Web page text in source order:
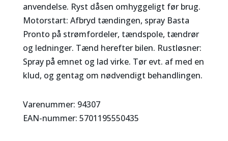
anvendelse. Ryst dåsen omhyggeligt før brug.
Motorstart: Afbryd tændingen, spray Basta
Pronto på strømfordeler, tændspole, tændrør
og ledninger. Tænd herefter bilen. Rustløsner:
Spray på emnet og lad virke. Tør evt. af med en
klud, og gentag om nødvendigt behandlingen.
Varenummer: 94307
EAN-nummer: 5701195550435